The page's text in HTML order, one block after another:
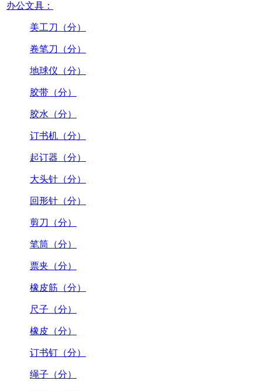
办公文具：
美工刀（分）
卷笔刀（分）
地球仪（分）
胶带（分）
胶水（分）
订书机（分）
起订器（分）
大头针（分）
回形针（分）
剪刀（分）
笔筒（分）
票夹（分）
橡皮筋（分）
尺子（分）
橡皮（分）
订书钉（分）
绳子（分）